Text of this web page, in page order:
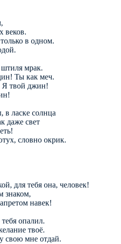
веков.
в одном.
штиля мрак.
Ты как меч.
твой джин!
ласке солнца
даже свет
словно окрик.
для тебя она, человек!
знаком,
навек!
опалил.
твоё.
свою мне отдай.